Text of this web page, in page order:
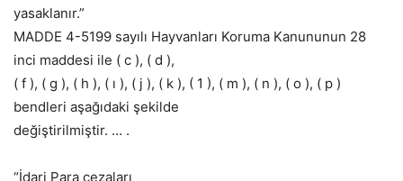
yasaklanır.”
MADDE 4-5199 sayılı Hayvanları Koruma Kanununun 28
inci maddesi ile ( c ), ( d ),
( f ), ( g ), ( h ), ( ı ), ( j ), ( k ), ( 1 ), ( m ), ( n ), ( o ), ( p )
bendleri aşağıdaki şekilde
değiştirilmiştir. … .
“İdari Para cezaları